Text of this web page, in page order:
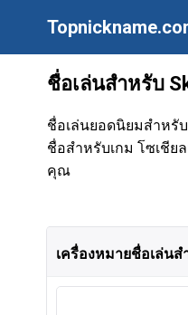
ชื่อเล่นสำหรับ
ชื่อเล่นยอดนิยมสำหรับ
ชื่อสำหรับเกม โซเชีย
คุณ
เครื่องหมายชื่อเล่น